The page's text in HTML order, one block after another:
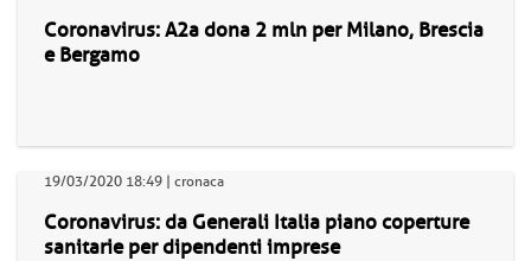
Coronavirus: A2a dona 2 mln per Milano, Brescia
e Bergamo
19/03/2020 18:49 | cronaca
Coronavirus: da Generali Italia piano coperture
sanitarie per dipendenti imprese